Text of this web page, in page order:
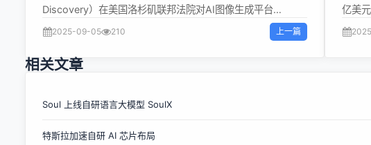
Discovery）在美国洛杉矶联邦法院对AI图像生成平台
Midjourney提起诉讼，指控其未经授权使用华纳旗下的大量受
版权保护角色，包括蝙蝠侠、超人、神奇女侠、兔八哥、史酷
比等，通过AI工具生成相关图像及视频，用于训练AI模型并向
订阅用户提供服务。 在诉讼文件中，华纳兄弟列举了多组侵权
Midjourney工具会生成含超人、蝙蝠侠、闪电侠的图像；甚至
等形象。 华纳兄弟认为，Midjourney明知其行为构成“大规模
2025-09-05 210 上一篇
亿美
司正
项交
的产
多任
相关文章
Soul 上线自研语言大模型 SoulX
特斯拉加速自研 AI 芯片布局